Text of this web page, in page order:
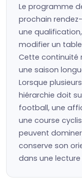
Le programme
prochain
une
modifier un
Cette continuité
une saison
Lorsque
hiérarchie doit
football, une
une course
peuvent
conserve son
dans une